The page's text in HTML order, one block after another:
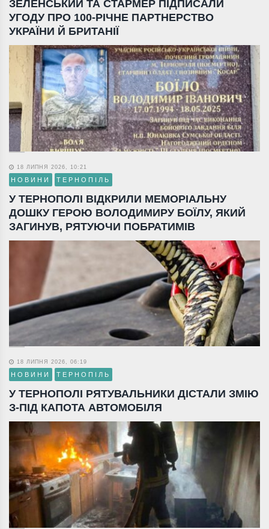
ЗЕЛЕНСЬКИЙ ТА СТАРМЕР ПІДПИСАЛИ
УГОДУ ПРО 100-РІЧНЕ ПАРТНЕРСТВО
УКРАЇНИ Й БРИТАНІЇ
18 ЛИПНЯ 2026, 10:21
НОВИНИ ТЕРНОПІЛЬ
У ТЕРНОПОЛІ ВІДКРИЛИ МЕМОРІАЛЬНУ
ДОШКУ ГЕРОЮ ВОЛОДИМИРУ БОЇЛУ, ЯКИЙ
ЗАГИНУВ, РЯТУЮЧИ ПОБРАТИМІВ
18 ЛИПНЯ 2026, 06:19
НОВИНИ ТЕРНОПІЛЬ
У ТЕРНОПОЛІ РЯТУВАЛЬНИКИ ДІСТАЛИ ЗМІЮ
З-ПІД КАПОТА АВТОМОБІЛЯ